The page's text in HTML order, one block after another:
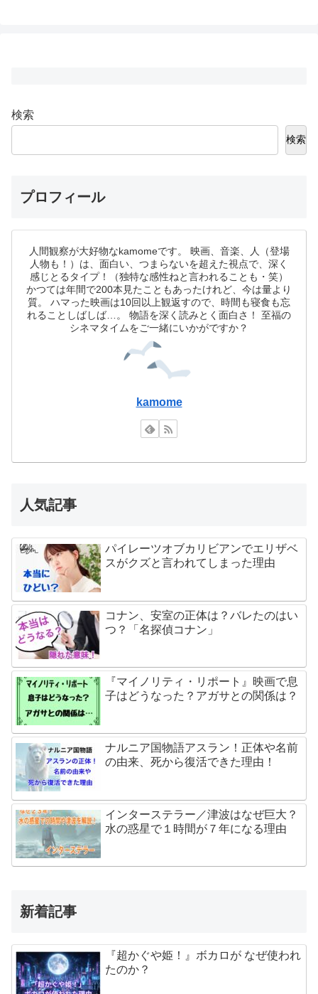
検索
検索
プロフィール
人間観察が大好物なkamomeです。 映画、音楽、人（登場
人物も！）は、面白い、つまらないを超えた視点で、深く
感じとるタイプ！（独特な感性ねと言われることも・笑）
かつては年間で200本見たこともあったけれど、今は量より
質。 ハマった映画は10回以上観返すので、時間も寝食も忘
れることしばしば…。 物語を深く読みとく面白さ！ 至福の
シネマタイムをご一緒にいかがですか？
kamome
人気記事
パイレーツオブカリビアンでエリザベ
スがクズと言われてしまった理由
コナン、安室の正体は？バレたのはい
つ？「名探偵コナン」
『マイノリティ・リポート』映画で息
子はどうなった？アガサとの関係は？
ナルニア国物語アスラン！正体や名前
の由来、死から復活できた理由！
インターステラー／津波はなぜ巨大？
水の惑星で１時間が７年になる理由
新着記事
『超かぐや姫！』ボカロが なぜ使われ
たのか？